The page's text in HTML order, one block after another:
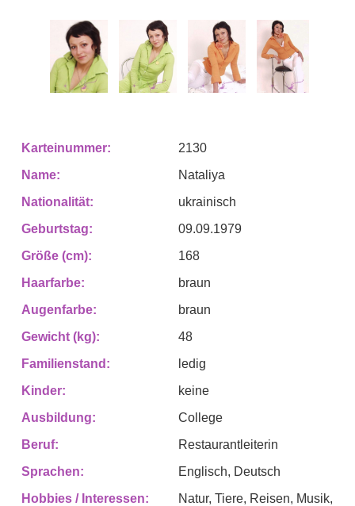
Karteinummer:
2130
Name:
Nataliya
Nationalität:
ukrainisch
Geburtstag:
09.09.1979
Größe (cm):
168
Haarfarbe:
braun
Augenfarbe:
braun
Gewicht (kg):
48
Familienstand:
ledig
Kinder:
keine
Ausbildung:
College
Beruf:
Restaurantleiterin
Sprachen:
Englisch, Deutsch
Hobbies / Interessen:
Natur, Tiere, Reisen, Musik,